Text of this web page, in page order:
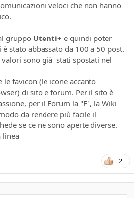
veloci che non hanno
gruppo Utenti+ e quindi poter
stato abbassato da 100 a 50 post.
sono già stati spostati nel
le favicon (le icone accanto
di sito e forum. Per il sito è
per il Forum la "F", la Wiki
da rendere più facile il
se ce ne sono aperte diverse.
linea
2